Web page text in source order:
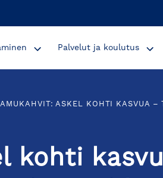
Palvelut ja koulutus
ASKEL KOHTI KASVUA
kohti